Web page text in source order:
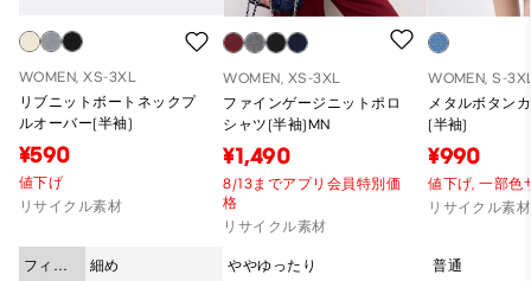
WOMEN, XS-3XL
リブニットボートネックプ
ルオーバー(半袖)
¥590
値下げ
リサイクル素材
フィッ
細め
WOMEN, XS-3XL
ファインゲージニットポロ
シャツ(半袖)MN
¥1,490
8/13までアプリ会員特別価
格
リサイクル素材
ややゆったり
WOMEN, S-
メタルボタン
(半袖)
¥990
値下げ,一部色
リサイクル素材
普通